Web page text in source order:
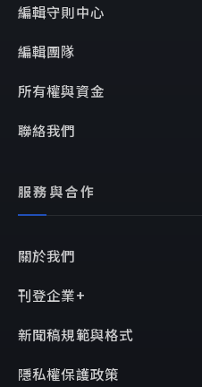
編輯守則中心
編輯團隊
所有權與資金
聯絡我們
服務與合作
關於我們
刊登企業+
新聞稿規範與格式
隱私權保護政策